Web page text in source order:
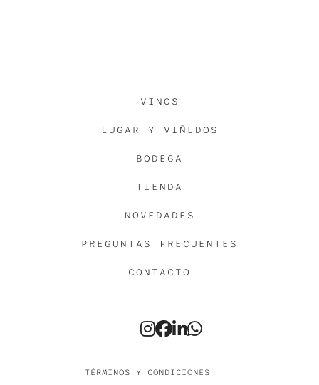
VINOS
LUGAR Y VIÑEDOS
BODEGA
TIENDA
NOVEDADES
PREGUNTAS FRECUENTES
CONTACTO
TÉRMINOS Y CONDICIONES